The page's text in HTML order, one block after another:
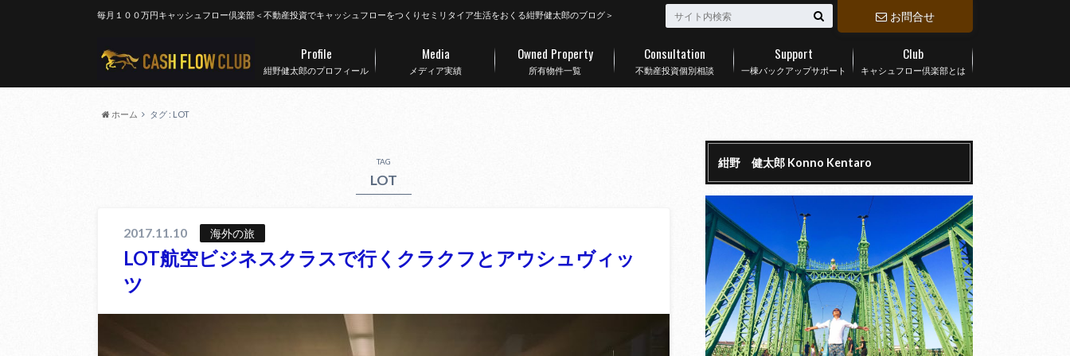
毎月１００万円キャッシュフロー倶楽部＜不動産投資でキャッシュフローをつくりセミリタイア生活をおくる紺野健太郎のブログ＞ お問合せ
紺野健太郎のプロフィール
Profile
メディア実績
Media
所有物件一覧
Owned Property
不動産投資個別相談
Consultation
一棟バックアップサポート
Support
キャシュフロー倶楽部とは
Club
ホーム タグ : LOT
TAG
LOT
2017.11.10 海外の旅
LOT航空ビジネスクラスで行くクラクフとアウシュヴィッ
ツ
紺野 健太郎 Konno Kentaro